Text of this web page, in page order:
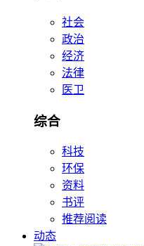
社会
政治
经济
法律
医卫
综合
科技
环保
资料
书评
推荐阅读
动态